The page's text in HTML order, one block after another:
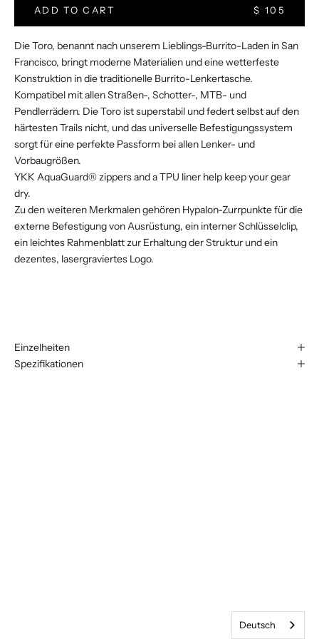
ADD TO CART $ 105
Die Toro, benannt nach unserem Lieblings-Burrito-Laden in San
Francisco, bringt moderne Materialien und eine wetterfeste
Konstruktion in die traditionelle Burrito-Lenkertasche.
Kompatibel mit allen Straßen-, Schotter-, MTB- und
Pendlerrädern. Die Toro ist superstabil und federt selbst auf den
härtesten Trails nicht, und das universelle Befestigungssystem
sorgt für eine perfekte Passform bei allen Lenker- und
Vorbaugrößen.
YKK AquaGuard® zippers and a TPU liner help keep your gear
dry.
Zu den weiteren Merkmalen gehören Hypalon-Zurrpunkte für die
externe Befestigung von Ausrüstung, ein interner Schlüsselclip,
ein leichtes Rahmenblatt zur Erhaltung der Struktur und ein
dezentes, lasergraviertes Logo.
Einzelheiten
Spezifikationen
Deutsch